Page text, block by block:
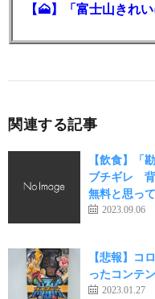
関連する記事
【飲食】「
ブチギレ 背
無料と思っ
2023.09.06
【悲報】コ
ったコンテ
2023.01.27